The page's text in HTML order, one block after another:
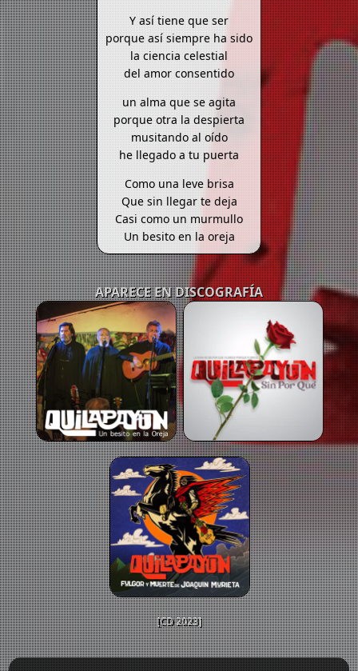
Y así tiene que ser
porque así siempre ha sido
la ciencia celestial
del amor consentido
un alma que se agita
porque otra la despierta
musitando al oído
he llegado a tu puerta
Como una leve brisa
Que sin llegar te deja
Casi como un murmullo
Un besito en la oreja
APARECE EN DISCOGRAFÍA
[CD 2023]